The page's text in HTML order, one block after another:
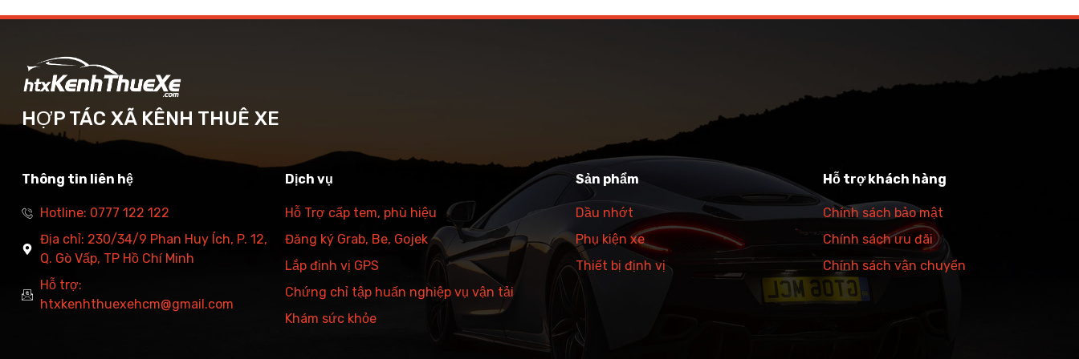
HỢP TÁC XÃ KÊNH THUÊ XE
Thông tin liên hệ
Hotline: 0777 122 122
Địa chỉ: 230/34/9 Phan Huy Ích, P. 12,
Q. Gò Vấp, TP Hồ Chí Minh
Hỗ trợ:
htxkenhthuexehcm@gmail.com
Dịch vụ
Hỗ Trợ cấp tem, phù hiệu
Đăng ký Grab, Be, Gojek
Lắp định vị GPS
Chứng chỉ tập huấn nghiệp vụ vận tải
Khám sức khỏe
Sản phẩm
Dầu nhớt
Phụ kiện xe
Thiết bị định vị
Hỗ trợ khách hàng
Chính sách bảo mật
Chính sách ưu đãi
Chính sách vận chuyển